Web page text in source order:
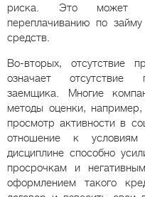
риска. Это может
переплачиванию по
средств.
Во-вторых, отсутствие
означает отсутствие
заемщика. Многие
методы оценки,
просмотр активности в
отношение к
дисциплине способно
просрочкам и
оформлением такого